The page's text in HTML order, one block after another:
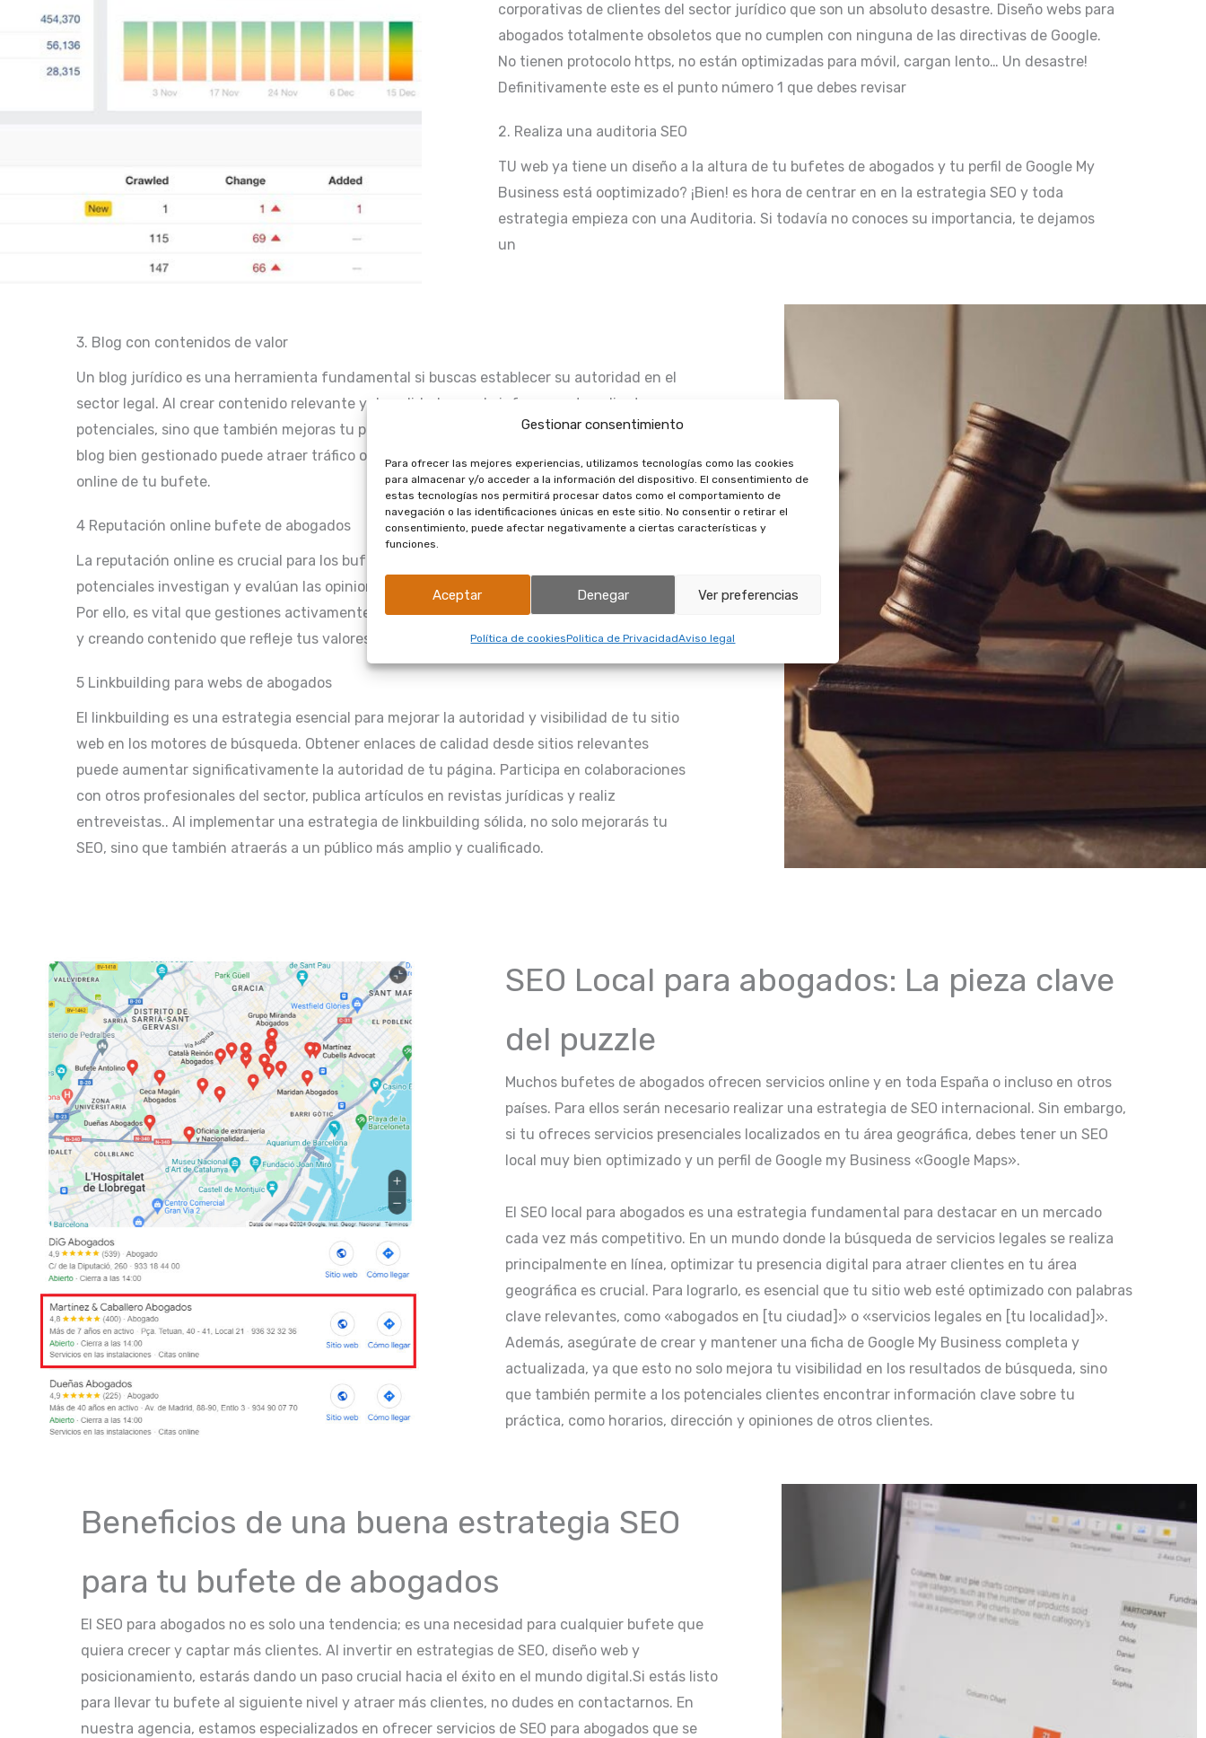
Gestionar consentimiento
Para ofrecer las mejores experiencias, utilizamos tecnologías como las cookies
para almacenar y/o acceder a la información del dispositivo. El consentimiento de
estas tecnologías nos permitirá procesar datos como el comportamiento de
navegación o las identificaciones únicas en este sitio. No consentir o retirar el
consentimiento, puede afectar negativamente a ciertas características y
funciones.
Aceptar Denegar Ver preferencias
Política de cookiesPolitica de PrivacidadAviso legal
corporativas de clientes del sector jurídico que son un absoluto desastre. Diseño webs para
abogados totalmente obsoletos que no cumplen con ninguna de las directivas de Google.
No tienen protocolo https, no están optimizadas para móvil, cargan lento… Un desastre!
Definitivamente este es el punto número 1 que debes revisar
2. Realiza una auditoria SEO
TU web ya tiene un diseño a la altura de tu bufetes de abogados y tu perfil de Google My
Business está ooptimizado? ¡Bien! es hora de centrar en en la estrategia SEO y toda
estrategia empieza con una Auditoria. Si todavía no conoces su importancia, te dejamos
un
3. Blog con contenidos de valor
Un blog jurídico es una herramienta fundamental si buscas establecer su autoridad en el
sector legal. Al crear contenido relevante y de calidad, no solo informas a tus clientes
potenciales, sino que también mejoras tu posicionamiento en los motores de búsqueda. Un
blog bien gestionado puede atraer tráfico orgánico, generar leads y fortalecer la reputación
online de tu bufete.
4 Reputación online bufete de abogados
La reputación online es crucial para los bufetes de abogados en la era digital. Los clientes
potenciales investigan y evalúan las opiniones y testimonios antes de tomar una decisión.
Por ello, es vital que gestiones activamente tu presencia en línea, respondiendo a reseñas
y creando contenido que refleje tus valores y experiencia.
5 Linkbuilding para webs de abogados
El linkbuilding es una estrategia esencial para mejorar la autoridad y visibilidad de tu sitio
web en los motores de búsqueda. Obtener enlaces de calidad desde sitios relevantes
puede aumentar significativamente la autoridad de tu página. Participa en colaboraciones
con otros profesionales del sector, publica artículos en revistas jurídicas y realiz
entreveistas.. Al implementar una estrategia de linkbuilding sólida, no solo mejorarás tu
SEO, sino que también atraerás a un público más amplio y cualificado.
SEO Local para abogados: La pieza clave
del puzzle
Muchos bufetes de abogados ofrecen servicios online y en toda España o incluso en otros
países. Para ellos serán necesario realizar una estrategia de SEO internacional. Sin embargo,
si tu ofreces servicios presenciales localizados en tu área geográfica, debes tener un SEO
local muy bien optimizado y un perfil de Google my Business «Google Maps».
El SEO local para abogados es una estrategia fundamental para destacar en un mercado
cada vez más competitivo. En un mundo donde la búsqueda de servicios legales se realiza
principalmente en línea, optimizar tu presencia digital para atraer clientes en tu área
geográfica es crucial. Para lograrlo, es esencial que tu sitio web esté optimizado con palabras
clave relevantes, como «abogados en [tu ciudad]» o «servicios legales en [tu localidad]».
Además, asegúrate de crear y mantener una ficha de Google My Business completa y
actualizada, ya que esto no solo mejora tu visibilidad en los resultados de búsqueda, sino
que también permite a los potenciales clientes encontrar información clave sobre tu
práctica, como horarios, dirección y opiniones de otros clientes.
Beneficios de una buena estrategia SEO
para tu bufete de abogados
El SEO para abogados no es solo una tendencia; es una necesidad para cualquier bufete que
quiera crecer y captar más clientes. Al invertir en estrategias de SEO, diseño web y
posicionamiento, estarás dando un paso crucial hacia el éxito en el mundo digital.Si estás listo
para llevar tu bufete al siguiente nivel y atraer más clientes, no dudes en contactarnos. En
nuestra agencia, estamos especializados en ofrecer servicios de SEO para abogados que se